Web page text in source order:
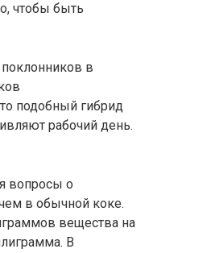
чтобы быть
в
подобный гибрид
рабочий день.
вопросы о
в обычной коке.
вещества на
В